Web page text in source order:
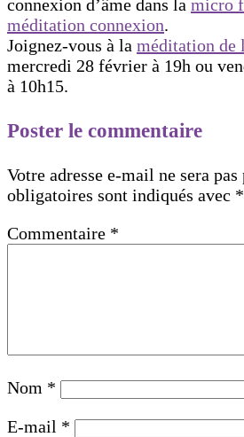
connexion d’âme dans la micro
méditation connexion.
Joignez-vous à la méditation de
mercredi 28 février à 19h ou
à 10h15.
Poster le commentaire
Votre adresse e-mail ne sera pas
obligatoires sont indiqués avec *
Commentaire *
Nom *
E-mail *